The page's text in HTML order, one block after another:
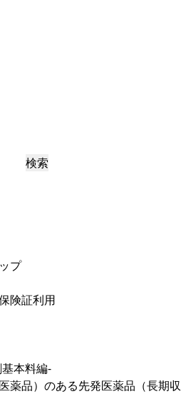
検索
プ
険証利用
本料編-
薬品）のある先発医薬品（長期収